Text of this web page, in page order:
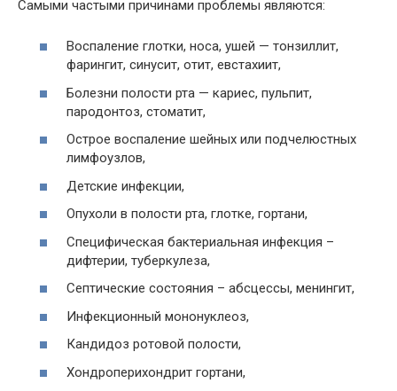
Самыми частыми причинами проблемы являются:
Воспаление глотки, носа, ушей — тонзиллит,
фарингит, синусит, отит, евстахиит,
Болезни полости рта — кариес, пульпит,
пародонтоз, стоматит,
Острое воспаление шейных или подчелюстных
лимфоузлов,
Детские инфекции,
Опухоли в полости рта, глотке, гортани,
Специфическая бактериальная инфекция –
дифтерии, туберкулеза,
Септические состояния – абсцессы, менингит,
Инфекционный мононуклеоз,
Кандидоз ротовой полости,
Хондроперихондрит гортани,